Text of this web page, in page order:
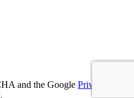
and the Google Privacy